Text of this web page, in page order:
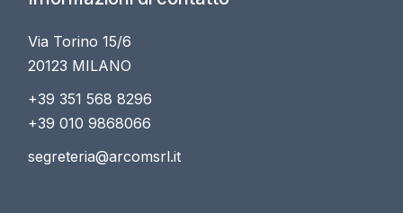
Via Torino 15/6
20123 MILANO
+39 351 568 8296
+39 010 9868066
segreteria@arcomsrl.it